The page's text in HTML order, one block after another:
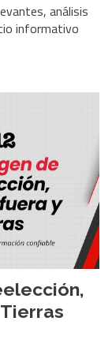
análisis
informativo